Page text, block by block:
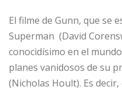
El filme de Gunn, que se
Superman (David
conocidísimo en el
planes vanidosos de su
(Nicholas Hoult). Es